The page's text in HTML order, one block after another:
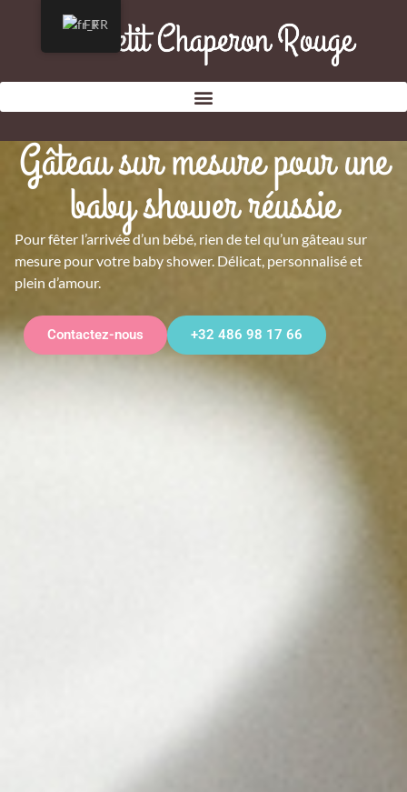
Gâteau sur mesure pour une
baby shower réussie
Pour fêter l’arrivée d’un bébé, rien de tel qu’un gâteau sur
mesure pour votre baby shower. Délicat, personnalisé et
plein d’amour.
Contactez-nous +32 486 98 17 66
FR